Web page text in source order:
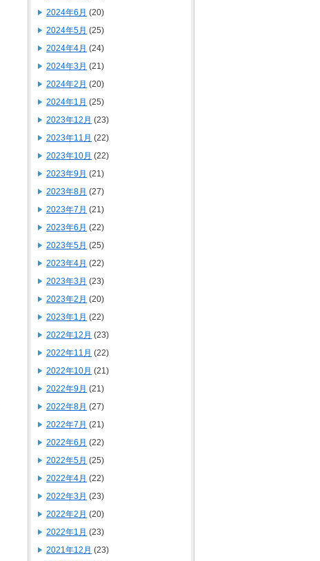
2024年6月 (20)
2024年5月 (25)
2024年4月 (24)
2024年3月 (21)
2024年2月 (20)
2024年1月 (25)
2023年12月 (23)
2023年11月 (22)
2023年10月 (22)
2023年9月 (21)
2023年8月 (27)
2023年7月 (21)
2023年6月 (22)
2023年5月 (25)
2023年4月 (22)
2023年3月 (23)
2023年2月 (20)
2023年1月 (22)
2022年12月 (23)
2022年11月 (22)
2022年10月 (21)
2022年9月 (21)
2022年8月 (27)
2022年7月 (21)
2022年6月 (22)
2022年5月 (25)
2022年4月 (22)
2022年3月 (23)
2022年2月 (20)
2022年1月 (23)
2021年12月 (23)